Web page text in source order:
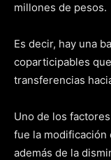
millones de pesos.
Es decir, hay una
coparticipables
transferencias
Uno de los
fue la modificación
además de la